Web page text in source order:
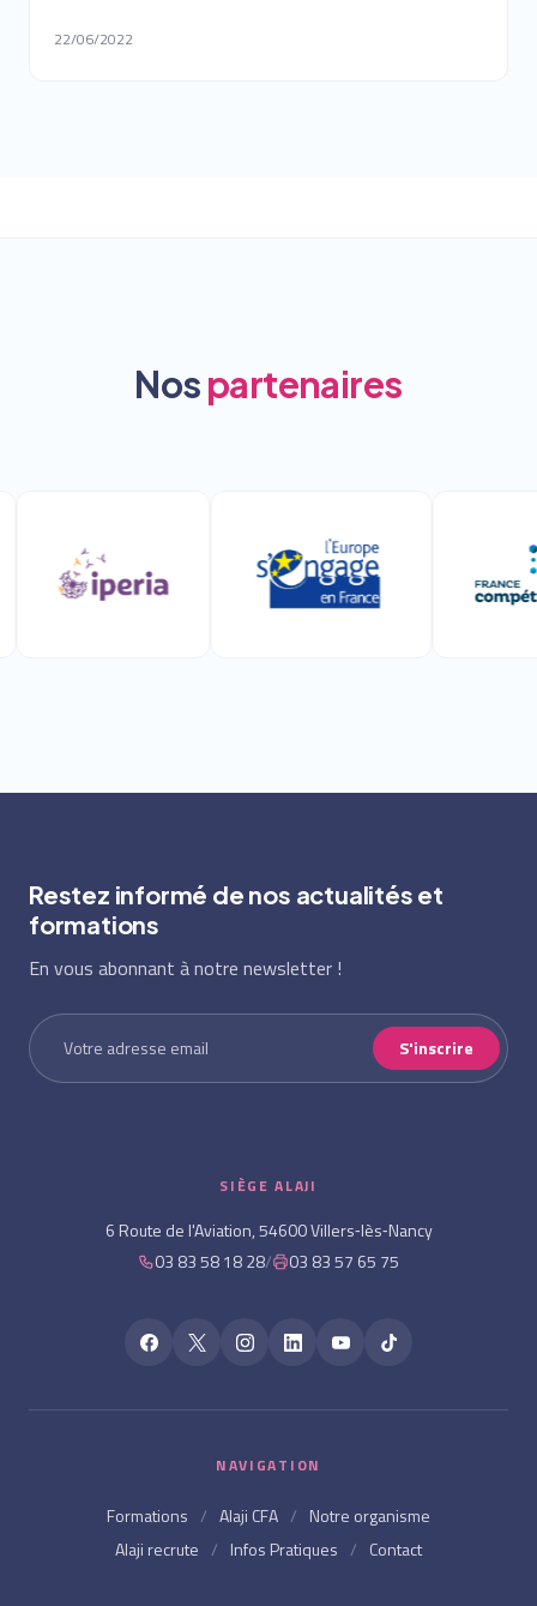
22/06/2022
Nospartenaires
Restez informé de nos actualités et
formations
En vous abonnant à notre newsletter !
S'inscrire
SIÈGE ALAJI
6 Route de l'Aviation, 54600 Villers‑lès‑Nancy
03 83 58 18 28/ 03 83 57 65 75
NAVIGATION
Formations / Alaji CFA / Notre organisme
Alaji recrute / Infos Pratiques / Contact